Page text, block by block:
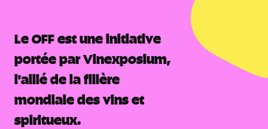
Le OFF est une initiative
portée par Vinexposium,
l'allié de la filière
mondiale des vins et
spiritueux.